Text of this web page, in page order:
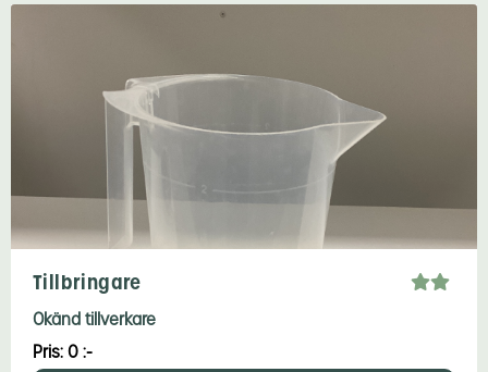
Tillbringare
Okänd tillverkare
Pris: 0 :-